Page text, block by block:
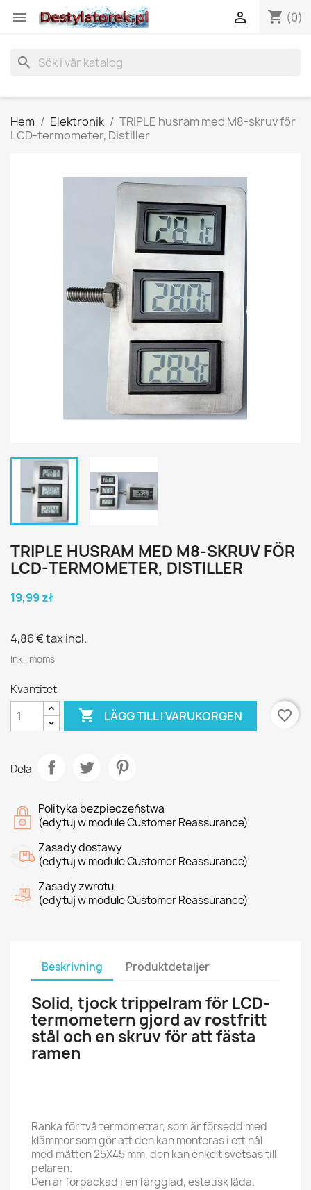
 shopping_cart (0)

search
Hem Elektronik
TRIPLE husram med M8-skruv för
LCD-termometer, Distiller
TRIPLE HUSRAM MED M8-SKRUV FÖR
LCD-TERMOMETER, DISTILLER
19,99 zł
4,86 €tax incl.
Inkl. moms
Kvantitet
 LÄGG TILL I VARUKORGEN favorite_border
Dela
Polityka bezpieczeństwa
(edytuj w module Customer Reassurance)
Zasady dostawy
(edytuj w module Customer Reassurance)
Zasady zwrotu
(edytuj w module Customer Reassurance)
Beskrivning Produktdetaljer
Solid, tjock trippelram för LCD-
termometern gjord av rostfritt
stål och en skruv för att fästa
ramen
Ranka för två termometrar, som är försedd med
klämmor som gör att den kan monteras i ett hål
med måtten 25X45 mm, den kan enkelt svetsas till
pelaren.
Den är förpackad i en färgglad, estetisk låda.